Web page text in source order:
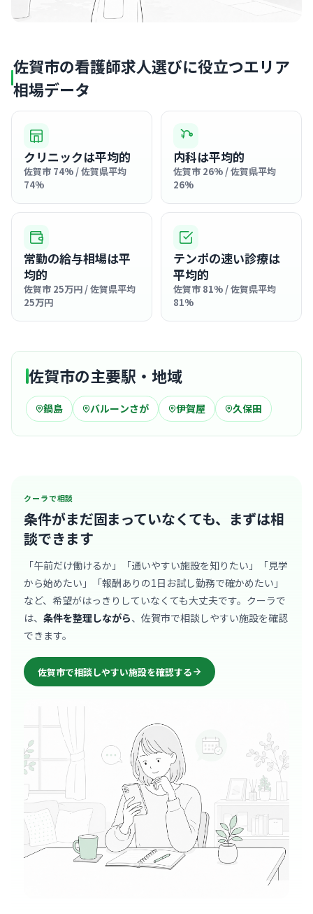
佐賀市の看護師求人選びに役立つエリア
相場データ
クリニックは平均的
佐賀市 74% / 佐賀県平均
74%
内科は平均的
佐賀市 26% / 佐賀県平均
26%
常勤の給与相場は平
均的
佐賀市 25万円 / 佐賀県平均
25万円
テンポの速い診療は
平均的
佐賀市 81% / 佐賀県平均
81%
佐賀市の主要駅・地域
鍋島 バルーンさが 伊賀屋 久保田
クーラで相談
条件がまだ固まっていなくても、 まずは相
談できます
「午前だけ働けるか」「通いやすい施設を知りたい」「見学
から始めたい」「報酬ありの1日お試し勤務で確かめたい」
など、希望がはっきりしていなくても大丈夫です。クーラで
は、 条件を整理しながら、佐賀市で相談しやすい施設を確認
できます。
佐賀市で相談しやすい施設を確認する